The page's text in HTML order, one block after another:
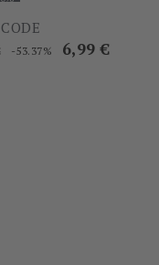
-53.37% Prezzo
6,99 €